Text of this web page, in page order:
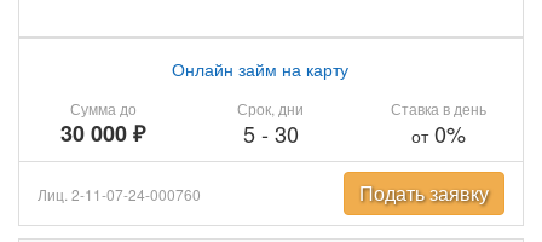
Сумма до
30 000 ₽
Онлайн займ на карту
Срок, дни
5- 30
Ставка в день
от0%
Лиц. 2-11-07-24-000760 Подать заявку